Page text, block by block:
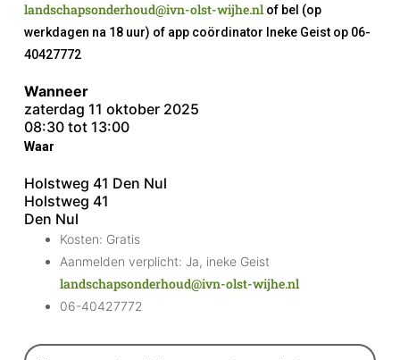
landschapsonderhoud@ivn-olst-wijhe.nlof bel (op
werkdagen na 18 uur) of app coördinator Ineke Geist op 06-
40427772
Wanneer
zaterdag 11 oktober 2025
08:30 tot 13:00
Waar
Holstweg 41 Den Nul
Holstweg 41
Den Nul
Kosten: Gratis
Aanmelden verplicht: Ja, ineke Geist
landschapsonderhoud@ivn-olst-wijhe.nl
06-40427772